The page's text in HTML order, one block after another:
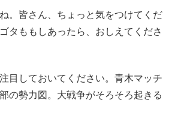
。皆さん、ちょっと気をつけてくだ
タももしあったら、おしえてくださ
目しておいてください。青木マッチ
の勢力図。大戦争がそろそろ起きる